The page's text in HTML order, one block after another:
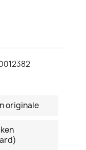
originale